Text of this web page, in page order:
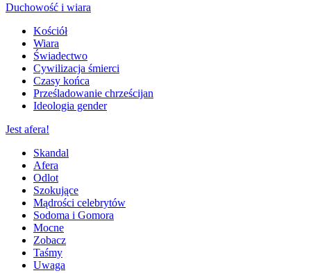
Duchowość i wiara
Kościół
Wiara
Świadectwo
Cywilizacja śmierci
Czasy końca
Prześladowanie chrześcijan
Ideologia gender
Jest afera!
Skandal
Afera
Odlot
Szokujące
Mądrości celebrytów
Sodoma i Gomora
Mocne
Zobacz
Taśmy
Uwaga